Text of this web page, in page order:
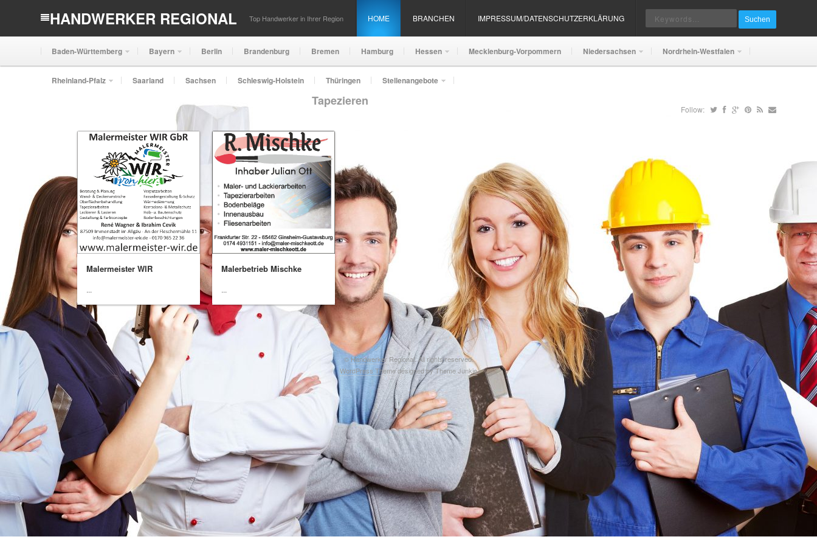
HANDWERKER REGIONAL Top Handwerker in Ihrer Region HOME BRANCHEN IMPRESSUM/DATENSCHUTZERKLÄRUNG Suchen
Baden-Württemberg Bayern Berlin Brandenburg Bremen Hamburg Hessen Mecklenburg-Vorpommern Niedersachsen Nordrhein-Westfalen
Rheinland-Pfalz Saarland Sachsen Schleswig-Holstein Thüringen Stellenangebote
Follow:
Tapezieren
Malermeister WIR
...
Malerbetrieb Mischke
...
©Handwerker Regional. All rights reserved.
WordPress Themedesigned byTheme Junkie